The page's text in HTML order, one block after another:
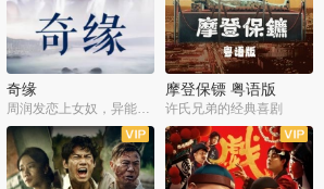
奇缘
周润发恋上女奴，异能护体战邪派
摩登保镖 粤语版
许氏兄弟的经典喜剧